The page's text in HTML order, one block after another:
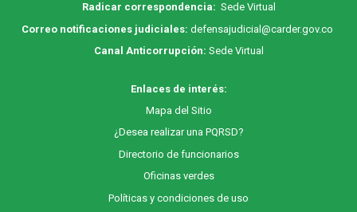
Radicar correspondencia: Sede Virtual
Correo notificaciones judiciales: defensajudicial@carder.gov.co
Canal Anticorrupción: Sede Virtual
Enlaces de interés:
Mapa del Sitio
¿Desea realizar una PQRSD?
Directorio de funcionarios
Oficinas verdes
Políticas y condiciones de uso